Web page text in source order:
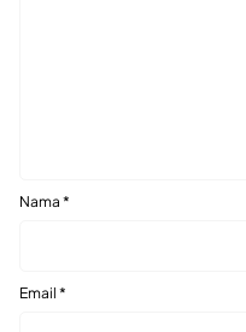
Nama *
Email *